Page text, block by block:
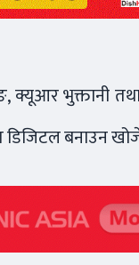
क्यूआर भुक्तानी
डिजिटल बनाउन